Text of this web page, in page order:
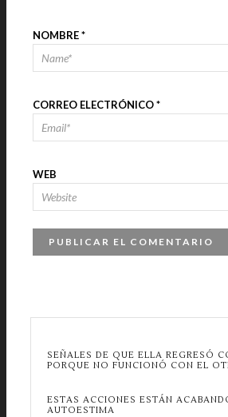
NOMBRE*
CORREO ELECTRÓNICO*
WEB
SEÑALES DE QUE ELLA REGRESÓ
PORQUE NO FUNCIONÓ CON EL
ESTAS ACCIONES ESTÁN
AUTOESTIMA